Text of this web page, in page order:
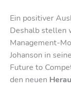
Ein positiver
Deshalb stellen
Management-
Johanson in
Future to
den neuen